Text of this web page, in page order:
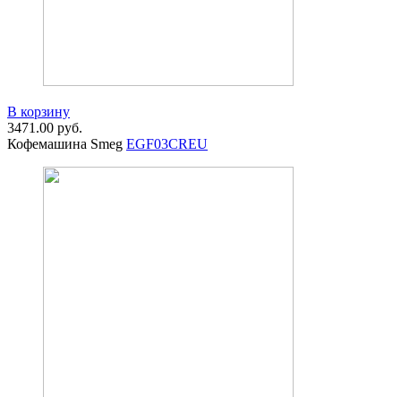
В корзину
3471.00 руб.
Кофемашина Smeg EGF03CREU